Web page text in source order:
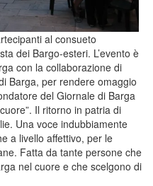
al consueto
dei Bargo-esteri. L’evento è
con la collaborazione di
Barga, per rendere omaggio
del Giornale di Barga
Il ritorno in patria di
Una voce indubbiamente
a livello affettivo, per le
Fatta da tante persone che
nel cuore e che scelgono di